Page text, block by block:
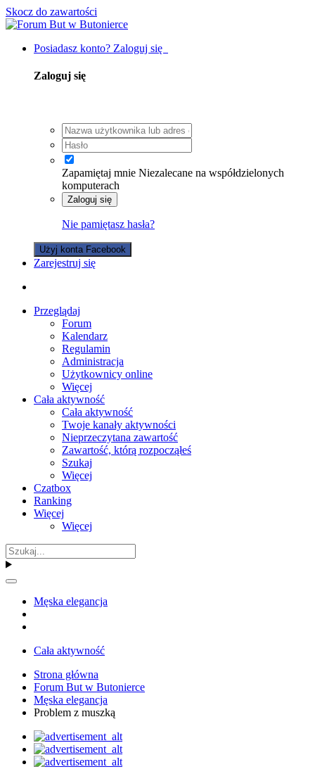
Skocz do zawartości
Posiadasz konto? Zaloguj się
Zaloguj się
Zapamiętaj mnie Niezalecane na współdzielonych
komputerach
Zaloguj się
Nie pamiętasz hasła?
Użyj konta Facebook
Zarejestruj się
Przeglądaj
Forum
Kalendarz
Regulamin
Administracja
Użytkownicy online
Więcej
Cała aktywność
Cała aktywność
Twoje kanały aktywności
Nieprzeczytana zawartość
Zawartość, którą rozpocząłeś
Szukaj
Więcej
Czatbox
Ranking
Więcej
Więcej
Męska elegancja
Cała aktywność
Strona główna
Forum But w Butonierce
Męska elegancja
Problem z muszką